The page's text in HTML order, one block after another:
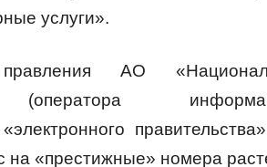
услуги».
правления АО
на «престижные» номера